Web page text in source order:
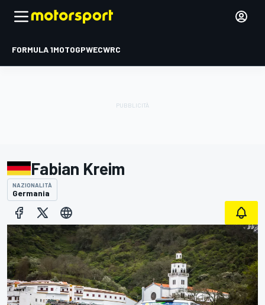
FORMULA 1MOTOGPWECWRC
Fabian Kreim
NAZIONALITÀ
Germania